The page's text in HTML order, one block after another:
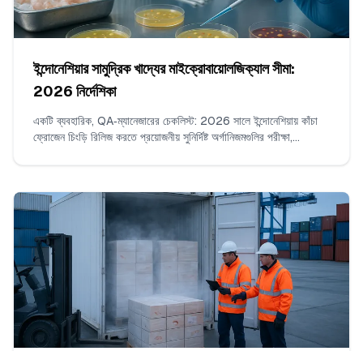
ইন্দোনেশিয়ার সামুদ্রিক খাদ্যের মাইক্রোবায়োলজিক্যাল সীমা:
2026 নির্দেশিকা
একটি ব্যবহারিক, QA‑ম্যানেজারের চেকলিস্ট: 2026 সালে ইন্দোনেশিয়ায় কাঁচা
ফ্রোজেন চিংড়ি রিলিজ করতে প্রয়োজনীয় সুনির্দিষ্ট অর্গানিজমগুলির পরীক্ষা,